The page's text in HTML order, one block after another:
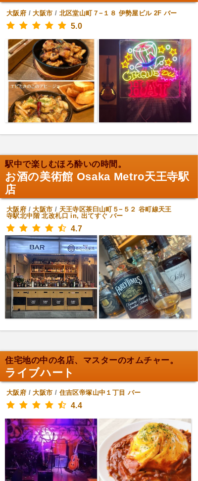
大阪府 /大阪市 / 北区堂山町７−１８ 伊勢屋ビル 2F バー
5.0
駅中で楽しむほろ酔いの時間。
お酒の美術館 Osaka Metro天王寺駅
店
大阪府 /大阪市 / 天王寺区茶臼山町５−５２ 谷町線天王
寺駅北中階 北改札口 in, 出てすぐ バー
4.7
住宅地の中の名店、マスターのオムチャー。
ライブハート
大阪府 /大阪市 / 住吉区帝塚山中１丁目 バー
4.4